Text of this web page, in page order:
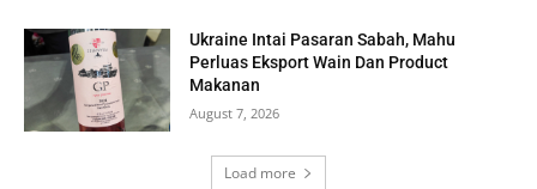
Ukraine Intai Pasaran Sabah, Mahu
Perluas Eksport Wain Dan Product
Makanan
August 7, 2026
Load more